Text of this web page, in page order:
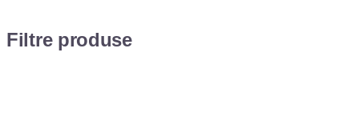
Filtre produse